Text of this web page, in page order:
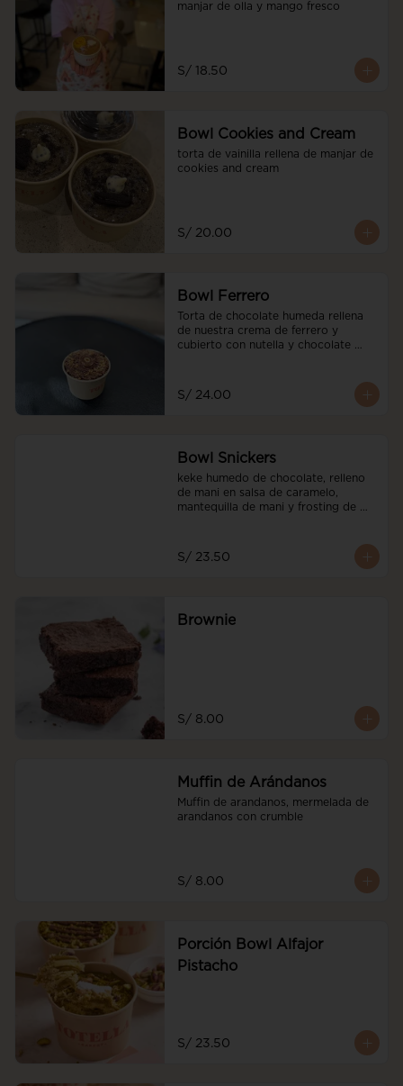
manjar de olla y mango fresco
S/ 18.50
Bowl Cookies and Cream
torta de vainilla rellena de manjar de
cookies and cream
S/ 20.00
Bowl Ferrero
Torta de chocolate humeda rellena
de nuestra crema de ferrero y
cubierto con nutella y chocolate
S/ 24.00
Bowl Snickers
keke humedo de chocolate, relleno
de mani en salsa de caramelo,
mantequilla de mani y frosting de
S/ 23.50
Brownie
S/ 8.00
Muffin de Arándanos
Muffin de arandanos, mermelada de
arandanos con crumble
S/ 8.00
Porción Bowl Alfajor
Pistacho
S/ 23.50